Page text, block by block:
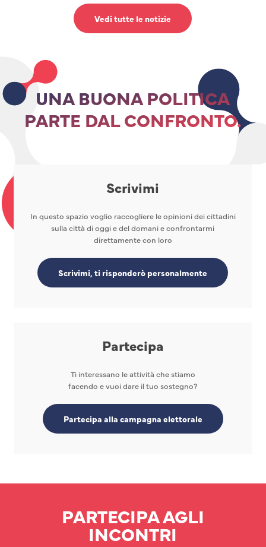
Vedi tutte le notizie
UNA BUONA POLITICA
PARTE DAL CONFRONTO.
Scrivimi
In questo spazio voglio raccogliere le opinioni dei cittadini
sulla città di oggi e del domani e confrontarmi
direttamente con loro
Scrivimi, ti risponderò personalmente
Partecipa
Ti interessano le attività che stiamo
facendo e vuoi dare il tuo sostegno?
Partecipa alla campagna elettorale
PARTECIPA AGLI
INCONTRI